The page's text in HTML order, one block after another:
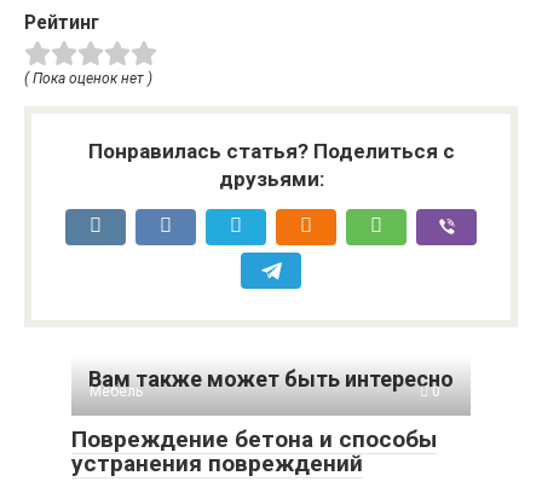
Рейтинг
( Пока оценок нет )
Понравилась статья? Поделиться с
друзьями:
Вам также может быть интересно
Мебель 0
Повреждение бетона и способы
устранения повреждений